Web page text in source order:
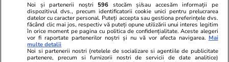
Ringier România
Libertatea pentru
ELLE
Gazeta Sporturilor
Locuri de muncă
Imobiliare.ro
Noi și partenerii noștri 596 stocăm și/sau accesăm informații pe
dispozitivul dvs., precum identificatorii cookie unici pentru prelucrarea
datelor cu caracter personal. Puteți accepta sau gestiona preferințele dvs.
făcând clic mai jos, respectiv vă puteți opune utilizării unui interes legitim
în orice moment pe pagina cu politica de confidențialitate. Aceste alegeri
vor fi raportate partenerilor noștri și nu vă vor afecta navigarea. Mai
multe detalii
Noi si partenerii nostri (retelele de socializare si agentiile de publicitate
partenere, precum si furnizorii nostri de servicii de date analitice)